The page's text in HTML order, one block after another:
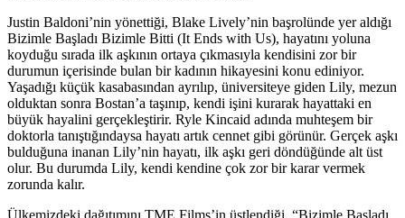
Justin Baldoni’nin yönettiği, Blake Lively’nin başrolünde yer aldığı
Bizimle Başladı Bizimle Bitti (It Ends with Us), hayatını yoluna
koyduğu sırada ilk aşkının ortaya çıkmasıyla kendisini zor bir
durumun içerisinde bulan bir kadının hikayesini konu ediniyor.
Yaşadığı küçük kasabasından ayrılıp, üniversiteye giden Lily, mezun
olduktan sonra Bostan’a taşınıp, kendi işini kurarak hayattaki en
büyük hayalini gerçekleştirir. Ryle Kincaid adında muhteşem bir
doktorla tanıştığındaysa hayatı artık cennet gibi görünür. Gerçek aşkı
bulduğuna inanan Lily’nin hayatı, ilk aşkı geri döndüğünde alt üst
olur. Bu durumda Lily, kendi kendine çok zor bir karar vermek
zorunda kalır.
Ülkemizdeki dağıtımını TME Films’in üstlendiği, “Bizimle Başladı